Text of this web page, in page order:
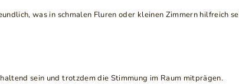
was in schmalen Fluren oder kleinen Zimmern hilfreich
sein und trotzdem die Stimmung im Raum mitprägen.